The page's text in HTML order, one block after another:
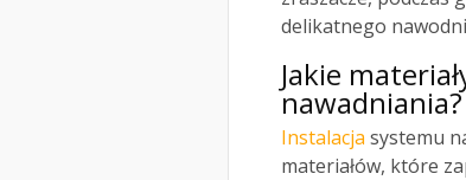
delikatnego
Jakie
nawadniania?
Instalacja systemu
materiałów, które